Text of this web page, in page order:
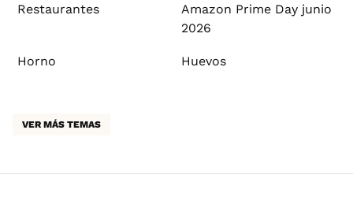
Restaurantes
Amazon Prime Day junio
2026
Horno Huevos
VER MÁS TEMAS